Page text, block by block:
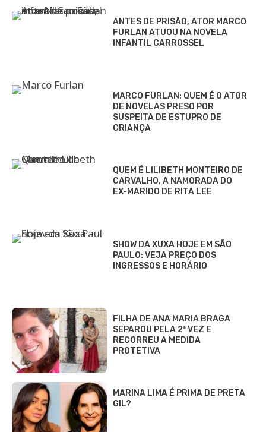
ANTES DE PRISÃO, ATOR MARCO
FURLAN ATUOU NA NOVELA
INFANTIL CARROSSEL
MARCO FURLAN: QUEM É O ATOR
DE NOVELAS PRESO POR
SUSPEITA DE ESTUPRO DE
CRIANÇA
QUEM É LILIBETH MONTEIRO DE
CARVALHO, A NAMORADA DO
EX-MARIDO DE RITA LEE
SHOW DA XUXA HOJE EM SÃO
PAULO: VEJA PREÇO DOS
INGRESSOS E HORÁRIO
FILHA DE ANA MARIA BRAGA
SEPAROU PELA 2ª VEZ E
RECORREU A MEDIDA
PROTETIVA
MARINA LIMA É PRIMA DE PRETA
GIL?